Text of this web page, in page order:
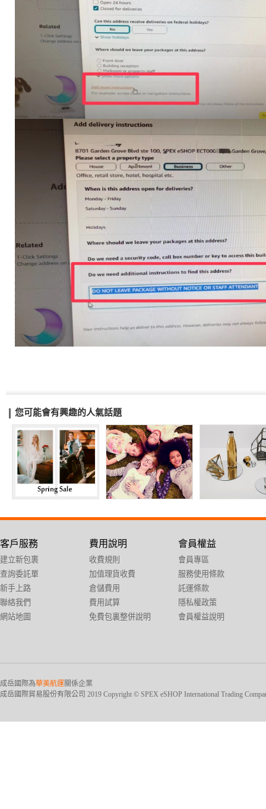
您可能會有興趣的人氣話題
客戶服務
建立新包裹
查詢委託單
新手上路
聯絡我們
網站地圖
費用說明
收費規則
加值理貨收費
倉儲費用
費用試算
免費包裏整併說明
會員權益
會員專區
服務使用條款
託運條款
隱私權政策
會員權益說明
成岳國際為華美航運關係企業
成岳國際貿易股份有限公司 2019 Copyright © SPEX eSHOP International Trading